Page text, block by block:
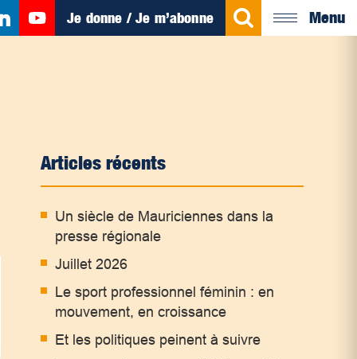
Je donne / Je m’abonne Menu
Articles récents
Un siècle de Mauriciennes dans la
presse régionale
Juillet 2026
Le sport professionnel féminin : en
mouvement, en croissance
Et les politiques peinent à suivre